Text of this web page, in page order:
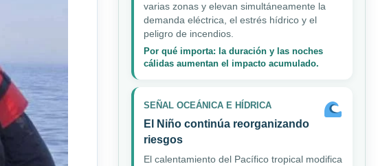
varias zonas y elevan simultáneamente la
demanda eléctrica, el estrés hídrico y el
peligro de incendios.
Por qué importa: la duración y las noches
cálidas aumentan el impacto acumulado.
SEÑAL OCEÁNICA E HÍDRICA
El Niño continúa reorganizando
riesgos
El calentamiento del Pacífico tropical modifica